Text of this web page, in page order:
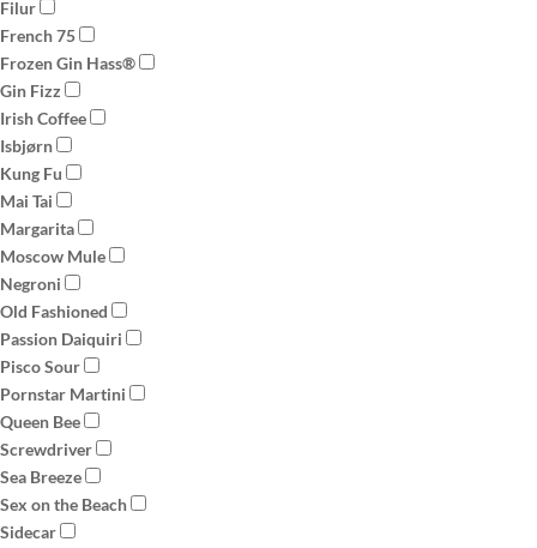
Filur
French 75
Frozen Gin Hass®
Gin Fizz
Irish Coffee
Isbjørn
Kung Fu
Mai Tai
Margarita
Moscow Mule
Negroni
Old Fashioned
Passion Daiquiri
Pisco Sour
Pornstar Martini
Queen Bee
Screwdriver
Sea Breeze
Sex on the Beach
Sidecar